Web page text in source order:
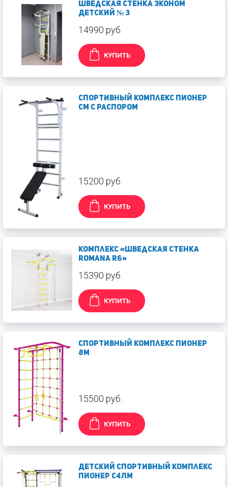
Шведская стенка Эконом
Детский № 3
14990 руб.
КУПИТЬ
Спортивный комплекс Пионер
СМ с распором
15200 руб.
КУПИТЬ
Комплекс «Шведская стенка
ROMANA R6»
15390 руб.
КУПИТЬ
Спортивный комплекс Пионер
8М
15500 руб.
КУПИТЬ
Детский спортивный комплекс
Пионер С4ЛМ